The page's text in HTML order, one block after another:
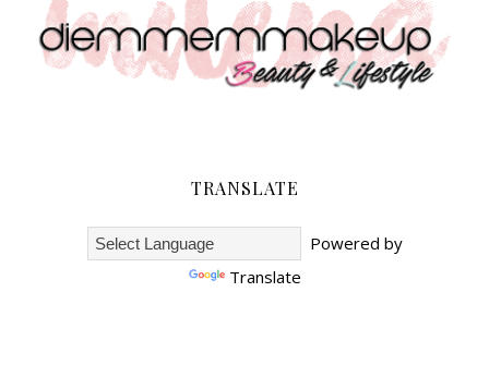
TRANSLATE
Powered by
Translate